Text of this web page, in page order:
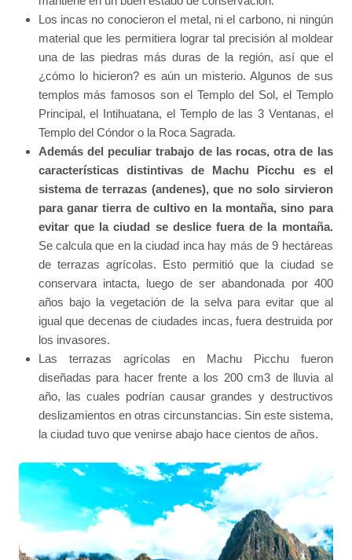
Los incas no conocieron el metal, ni el carbono, ni ningún
material que les permitiera lograr tal precisión al moldear
una de las piedras más duras de la región, así que el
¿cómo lo hicieron? es aún un misterio. Algunos de sus
templos más famosos son el Templo del Sol, el Templo
Principal, el Intihuatana, el Templo de las 3 Ventanas, el
Templo del Cóndor o la Roca Sagrada.
Además del peculiar trabajo de las rocas, otra de las
características distintivas de Machu Picchu es el
sistema de terrazas (andenes), que no solo sirvieron
para ganar tierra de cultivo en la montaña, sino para
evitar que la ciudad se deslice fuera de la montaña.
Se calcula que en la ciudad inca hay más de 9 hectáreas
de terrazas agrícolas. Esto permitió que la ciudad se
conservara intacta, luego de ser abandonada por 400
años bajo la vegetación de la selva para evitar que al
igual que decenas de ciudades incas, fuera destruida por
los invasores.
Las terrazas agrícolas en Machu Picchu fueron
diseñadas para hacer frente a los 200 cm3 de lluvia al
año, las cuales podrían causar grandes y destructivos
deslizamientos en otras circunstancias. Sin este sistema,
la ciudad tuvo que venirse abajo hace cientos de años.